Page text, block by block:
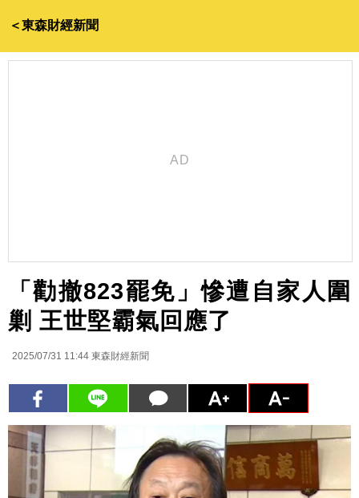
＜東森財經新聞
「勸撤823罷免」慘遭自家人圍
剿 王世堅霸氣回應了
2025/07/31 11:44 東森財經新聞